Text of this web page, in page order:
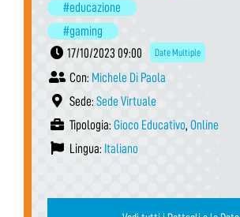
#educazione
#gaming
17/10/2023 09:00
Date Multiple
Con: Michele Di Paola
Sede: Sede Virtuale
Tipologia: Gioco Educativo, Online
Lingua: Italiano